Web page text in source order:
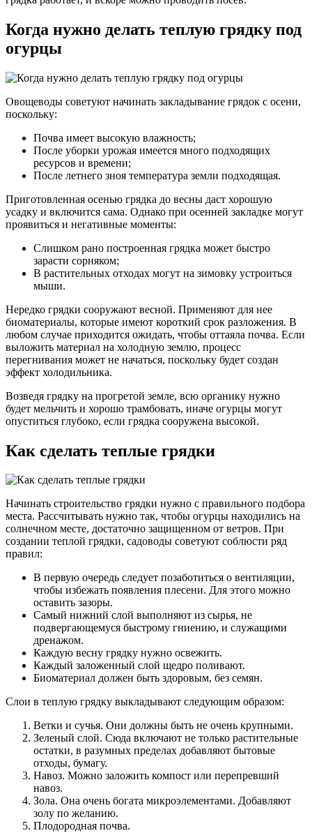
Когда нужно делать теплую грядку под
огурцы
Овощеводы советуют начинать закладывание грядок с осени,
поскольку:
Почва имеет высокую влажность;
После уборки урожая имеется много подходящих
ресурсов и времени;
После летнего зноя температура земли подходящая.
Приготовленная осенью грядка до весны даст хорошую
усадку и включится сама. Однако при осенней закладке могут
проявиться и негативные моменты:
Слишком рано построенная грядка может быстро
зарасти сорняком;
В растительных отходах могут на зимовку устроиться
мыши.
Нередко грядки сооружают весной. Применяют для нее
биоматериалы, которые имеют короткий срок разложения. В
любом случае приходится ожидать, чтобы оттаяла почва. Если
выложить материал на холодную землю, процесс
перегнивания может не начаться, поскольку будет создан
эффект холодильника.
Возведя грядку на прогретой земле, всю органику нужно
будет мельчить и хорошо трамбовать, иначе огурцы могут
опуститься глубоко, если грядка сооружена высокой.
Как сделать теплые грядки
Начинать строительство грядки нужно с правильного подбора
места. Рассчитывать нужно так, чтобы огурцы находились на
солнечном месте, достаточно защищенном от ветров. При
создании теплой грядки, садоводы советуют соблюсти ряд
правил:
В первую очередь следует позаботиться о вентиляции,
чтобы избежать появления плесени. Для этого можно
оставить зазоры.
Самый нижний слой выполняют из сырья, не
подвергающемуся быстрому гниению, и служащими
дренажом.
Каждую весну грядку нужно освежить.
Каждый заложенный слой щедро поливают.
Биоматериал должен быть здоровым, без семян.
Слои в теплую грядку выкладывают следующим образом:
Ветки и сучья. Они должны быть не очень крупными.
Зеленый слой. Сюда включают не только растительные
остатки, в разумных пределах добавляют бытовые
отходы, бумагу.
Навоз. Можно заложить компост или перепревший
навоз.
Зола. Она очень богата микроэлементами. Добавляют
золу по желанию.
Плодородная почва.